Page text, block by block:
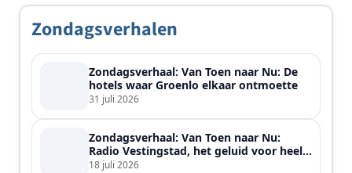
Zondagsverhalen
Zondagsverhaal: Van Toen naar Nu: De
hotels waar Groenlo elkaar ontmoette
31 juli 2026
Zondagsverhaal: Van Toen naar Nu:
Radio Vestingstad, het geluid voor heel
de streek
18 juli 2026